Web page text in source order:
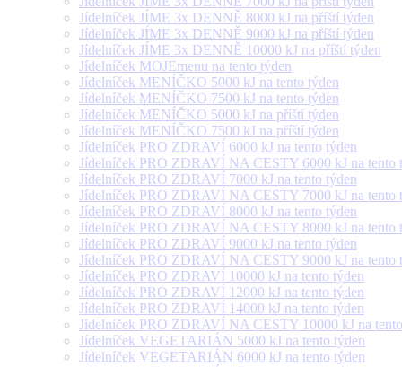
Jídelníček JÍME 3x DENNĚ 8000 kJ na příští týden
Jídelníček JÍME 3x DENNĚ 9000 kJ na příští týden
Jídelníček JÍME 3x DENNĚ 10000 kJ na příští týden
Jídelníček MOJEmenu na tento týden
Jídelníček MENÍČKO 5000 kJ na tento týden
Jídelníček MENÍČKO 7500 kJ na tento týden
Jídelníček MENÍČKO 5000 kJ na příští týden
Jídelníček MENÍČKO 7500 kJ na příští týden
Jídelníček PRO ZDRAVÍ 6000 kJ na tento týden
Jídelníček PRO ZDRAVÍ NA CESTY 6000 kJ na tento
Jídelníček PRO ZDRAVÍ 7000 kJ na tento týden
Jídelníček PRO ZDRAVÍ NA CESTY 7000 kJ na tento
Jídelníček PRO ZDRAVÍ 8000 kJ na tento týden
Jídelníček PRO ZDRAVÍ NA CESTY 8000 kJ na tento
Jídelníček PRO ZDRAVÍ 9000 kJ na tento týden
Jídelníček PRO ZDRAVÍ NA CESTY 9000 kJ na tento
Jídelníček PRO ZDRAVÍ 10000 kJ na tento týden
Jídelníček PRO ZDRAVÍ 12000 kJ na tento týden
Jídelníček PRO ZDRAVÍ 14000 kJ na tento týden
Jídelníček PRO ZDRAVÍ NA CESTY 10000 kJ na
Jídelníček VEGETARIÁN 5000 kJ na tento týden
Jídelníček VEGETARIÁN 6000 kJ na tento týden